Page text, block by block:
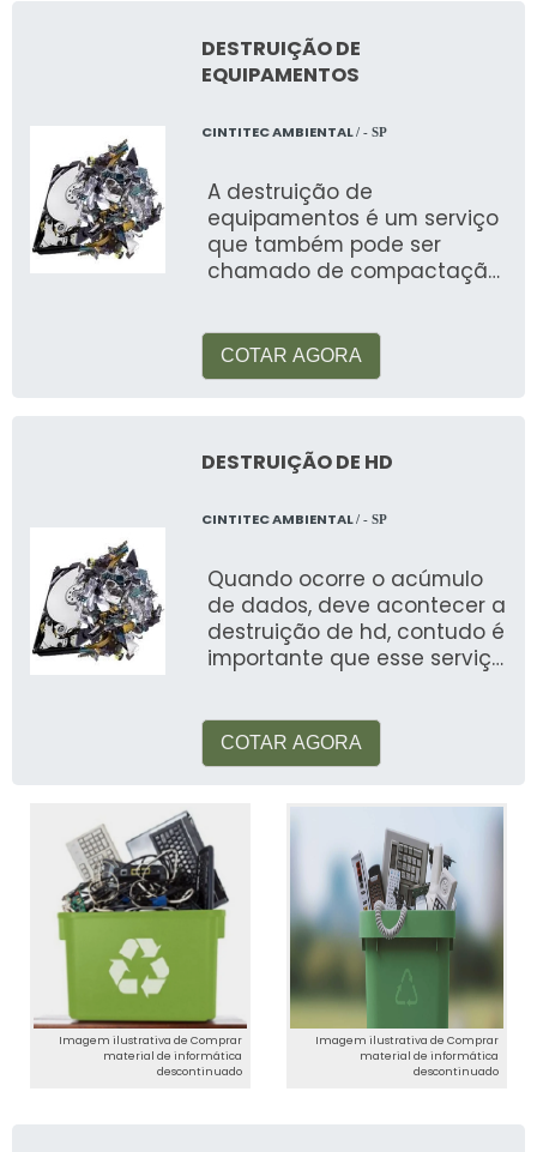
DESTRUIÇÃO DE
EQUIPAMENTOS
CINTITEC AMBIENTAL/ - SP
A destruição de
equipamentos é um serviço
que também pode ser
chamado de compactação
COTAR AGORA
DESTRUIÇÃO DE HD
CINTITEC AMBIENTAL/ - SP
Quando ocorre o acúmulo
de dados, deve acontecer a
destruição de hd, contudo é
importante que esse serviço
COTAR AGORA
Imagem ilustrativa de Comprar
material de informática
descontinuado
Imagem ilustrativa de Comprar
material de informática
descontinuado